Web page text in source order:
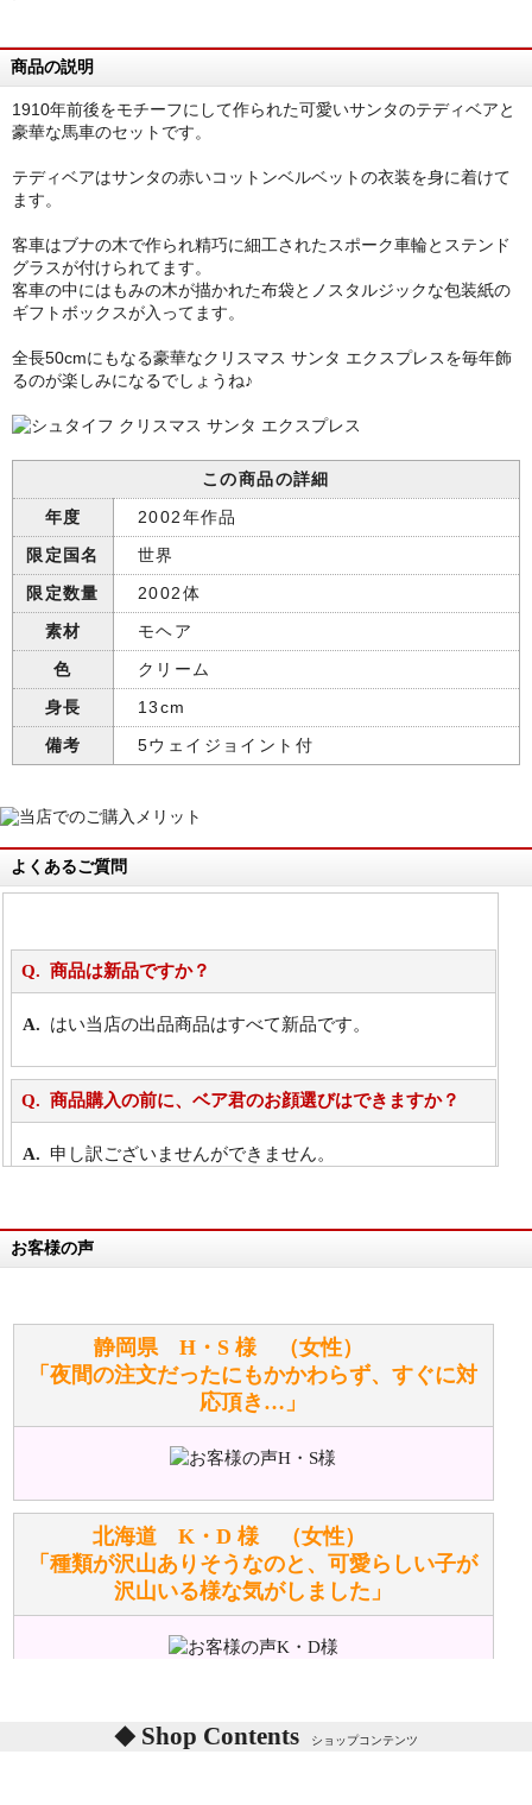
商品の説明
1910年前後をモチーフにして作られた可愛いサンタのテディベアと
豪華な馬車のセットです。
テディベアはサンタの赤いコットンベルベットの衣装を身に着けて
ます。
客車はブナの木で作られ精巧に細工されたスポーク車輪とステンド
グラスが付けられてます。
客車の中にはもみの木が描かれた布袋とノスタルジックな包装紙の
ギフトボックスが入ってます。
全長50cmにもなる豪華なクリスマス サンタ エクスプレスを毎年飾
るのが楽しみになるでしょうね♪
この商品の詳細
年度
2002年作品
限定国名
世界
限定数量
2002体
素材
モヘア
色
クリーム
身長
13cm
備考
5ウェイジョイント付
よくあるご質問
商品は新品ですか？
はい当店の出品商品はすべて新品です。
商品購入の前に、ベア君のお顔選びはできますか？
申し訳ございませんができません。
万が一欲しい商品が見つからない場合は、探して取り
お任せください！それは当店が謡っています「おも
てなしの心」で対応させていただきます。
シュタイフのぬいぐるみは洗濯できますか？ ぬいぐ
るみのお手入れ方法を教えてください。
詳しくはこちら をご覧ください。
ぬいぐるみの耳に付いているボタンやタグに、何か意
味などがありますか？
詳しくはこちらをご覧ください。
お客様の声
静岡県 H・S 様 （女性）
「夜間の注文だったにもかかわらず、すぐに対
応頂き…」
北海道 K・D 様 （女性）
「種類が沢山ありそうなのと、可愛らしい子が
沢山いる様な気がしました」
東京都 M・K 様 （女性）
「対応はどちらも丁寧でした。値段と他の融通
Shop Contents ショップコンテンツ